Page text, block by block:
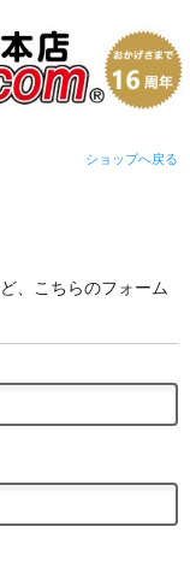
ショップへ戻る
、こちらのフォーム